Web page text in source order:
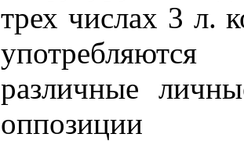
трех числах 3 л.
различные
оппозиции